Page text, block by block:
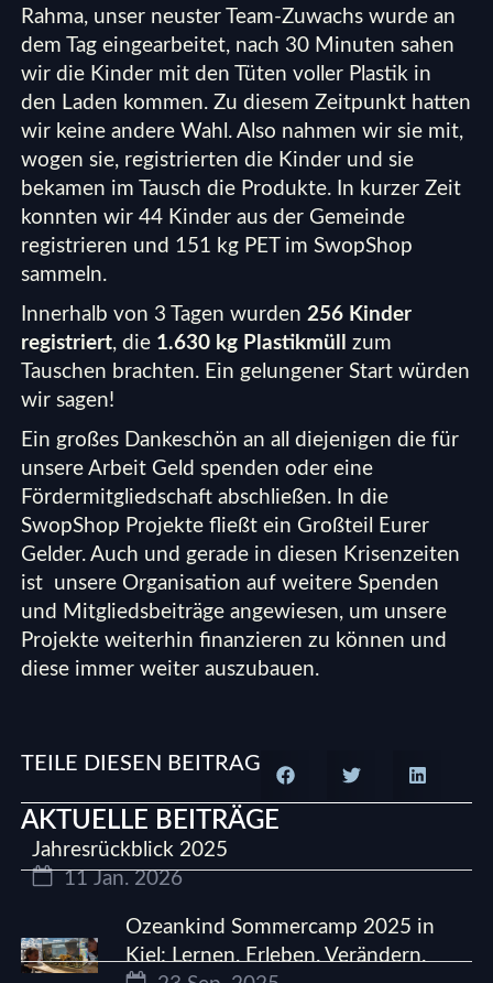
Rahma, unser neuster Team-Zuwachs wurde an
dem Tag eingearbeitet, nach 30 Minuten sahen
wir die Kinder mit den Tüten voller Plastik in
den Laden kommen. Zu diesem Zeitpunkt hatten
wir keine andere Wahl. Also nahmen wir sie mit,
wogen sie, registrierten die Kinder und sie
bekamen im Tausch die Produkte. In kurzer Zeit
konnten wir 44 Kinder aus der Gemeinde
registrieren und 151 kg PET im SwopShop
sammeln.
Innerhalb von 3 Tagen wurden256 Kinder
registriert, die 1.630 kg Plastikmüll
zum
Tauschen brachten. Ein gelungener Start würden
wir sagen!
Ein großes Dankeschön an all diejenigen die für
unsere Arbeit Geld spenden oder eine
Fördermitgliedschaft abschließen. In die
SwopShop Projekte fließt ein Großteil Eurer
Gelder. Auch und gerade in diesen Krisenzeiten
ist unsere Organisation auf weitere Spenden
und Mitgliedsbeiträge angewiesen, um unsere
Projekte weiterhin finanzieren zu können und
diese immer weiter auszubauen.
TEILE DIESEN BEITRAG
AKTUELLE BEITRÄGE
Jahresrückblick 2025
11 Jan. 2026
Ozeankind Sommercamp 2025 in
Kiel: Lernen. Erleben. Verändern.